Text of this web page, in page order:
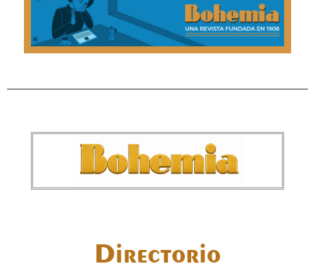
Directorio